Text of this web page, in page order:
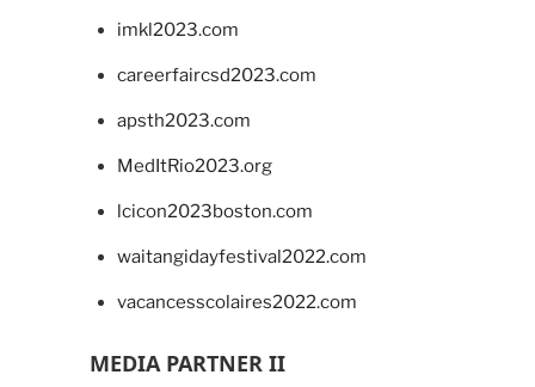
imkl2023.com
careerfaircsd2023.com
apsth2023.com
MedItRio2023.org
lcicon2023boston.com
waitangidayfestival2022.com
vacancesscolaires2022.com
MEDIA PARTNER II